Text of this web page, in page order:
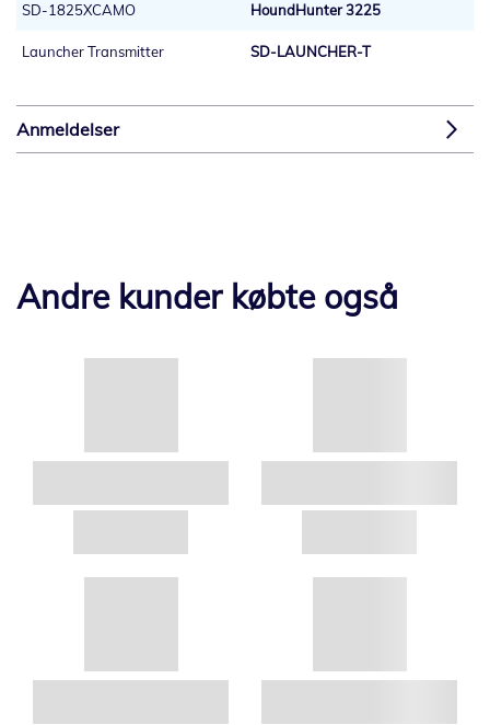
SD-1825XCAMO HoundHunter 3225
Launcher Transmitter SD-LAUNCHER-T
Anmeldelser
Andre kunder købte også